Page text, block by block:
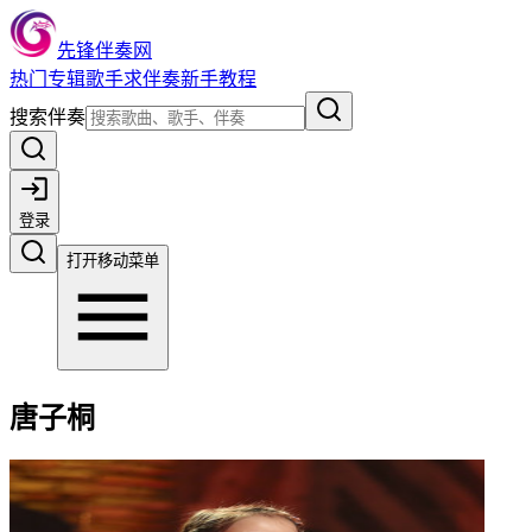
先锋伴奏网
热门 专辑歌手求伴奏新手教程
搜索伴奏
登录
打开移动菜单
唐子桐